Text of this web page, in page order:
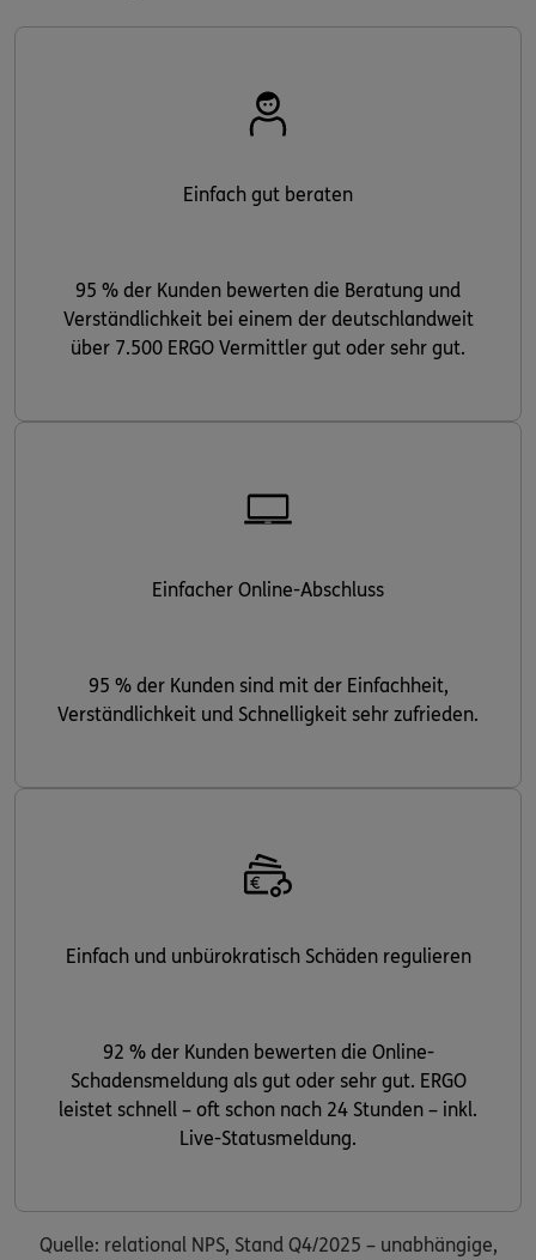
Einfach gut beraten
95 % der Kunden bewerten die Beratung und
Verständlichkeit bei einem der deutschlandweit
über 7.500 ERGO Vermittler gut oder sehr gut.
Einfacher Online-Abschluss
95 % der Kunden sind mit der Einfachheit,
Verständlichkeit und Schnelligkeit sehr zufrieden.
Einfach und unbürokratisch Schäden regulieren
92 % der Kunden bewerten die Online-
Schadensmeldung als gut oder sehr gut. ERGO
leistet schnell – oft schon nach 24 Stunden – inkl.
Live-Statusmeldung.
Quelle: relational NPS, Stand Q4/2025 – unabhängige,